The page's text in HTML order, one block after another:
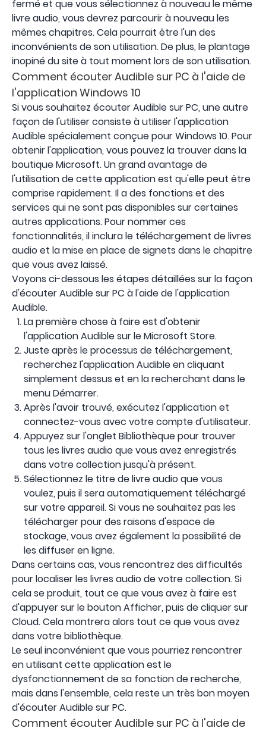
fermé et que vous sélectionnez à nouveau le même
livre audio, vous devrez parcourir à nouveau les
mêmes chapitres. Cela pourrait être l'un des
inconvénients de son utilisation. De plus, le plantage
inopiné du site à tout moment lors de son utilisation.
Comment écouter Audible sur PC à l'aide de
l'application Windows 10
Si vous souhaitez écouter Audible sur PC, une autre
façon de l'utiliser consiste à utiliser l'application
Audible spécialement conçue pour Windows 10. Pour
obtenir l'application, vous pouvez la trouver dans la
boutique Microsoft. Un grand avantage de
l'utilisation de cette application est qu'elle peut être
comprise rapidement. Il a des fonctions et des
services qui ne sont pas disponibles sur certaines
autres applications. Pour nommer ces
fonctionnalités, il inclura le téléchargement de livres
audio et la mise en place de signets dans le chapitre
que vous avez laissé.
Voyons ci-dessous les étapes détaillées sur la façon
d'écouter Audible sur PC à l'aide de l'application
Audible.
La première chose à faire est d'obtenir
l'application Audible sur le Microsoft Store.
Juste après le processus de téléchargement,
recherchez l'application Audible en cliquant
simplement dessus et en la recherchant dans le
menu Démarrer.
Après l'avoir trouvé, exécutez l'application et
connectez-vous avec votre compte d'utilisateur.
Appuyez sur l'onglet Bibliothèque pour trouver
tous les livres audio que vous avez enregistrés
dans votre collection jusqu'à présent.
Sélectionnez le titre de livre audio que vous
voulez, puis il sera automatiquement téléchargé
sur votre appareil. Si vous ne souhaitez pas les
télécharger pour des raisons d'espace de
stockage, vous avez également la possibilité de
les diffuser en ligne.
Dans certains cas, vous rencontrez des difficultés
pour localiser les livres audio de votre collection. Si
cela se produit, tout ce que vous avez à faire est
d'appuyer sur le bouton Afficher, puis de cliquer sur
Cloud. Cela montrera alors tout ce que vous avez
dans votre bibliothèque.
Le seul inconvénient que vous pourriez rencontrer
en utilisant cette application est le
dysfonctionnement de sa fonction de recherche,
mais dans l'ensemble, cela reste un très bon moyen
d'écouter Audible sur PC.
Comment écouter Audible sur PC à l'aide de